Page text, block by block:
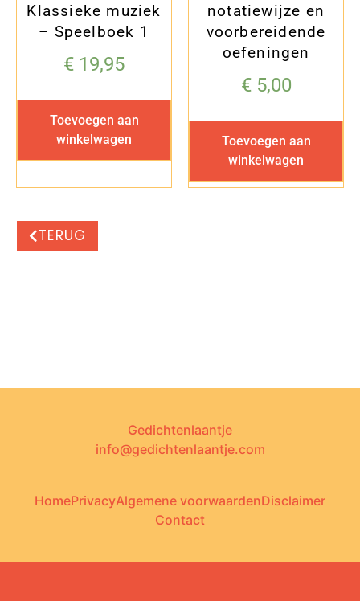
Klassieke muziek
– Speelboek 1
€ 19,95
Toevoegen aan
winkelwagen
notatiewijze en
voorbereidende
oefeningen
€5,00
Toevoegen aan
winkelwagen
TERUG
Gedichtenlaantje
info@gedichtenlaantje.com
HomePrivacyAlgemene voorwaardenDisclaimer
Contact